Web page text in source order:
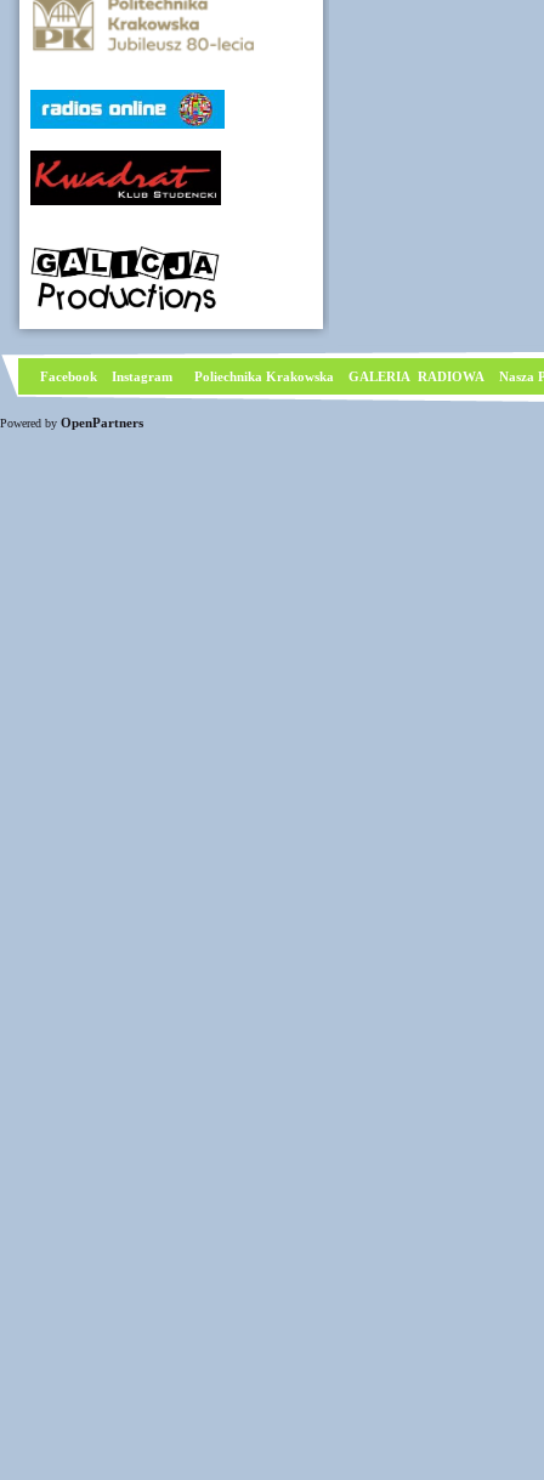
Facebook Instagram Poliechnika Krakowska GALERIA RADIOWA Nasza
Powered by OpenPartners